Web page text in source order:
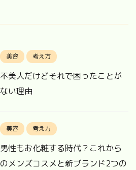
美容 考え方
不美人だけどそれで困ったことが
ない理由
美容 考え方
男性もお化粧する時代？これから
のメンズコスメと新ブランド2つの